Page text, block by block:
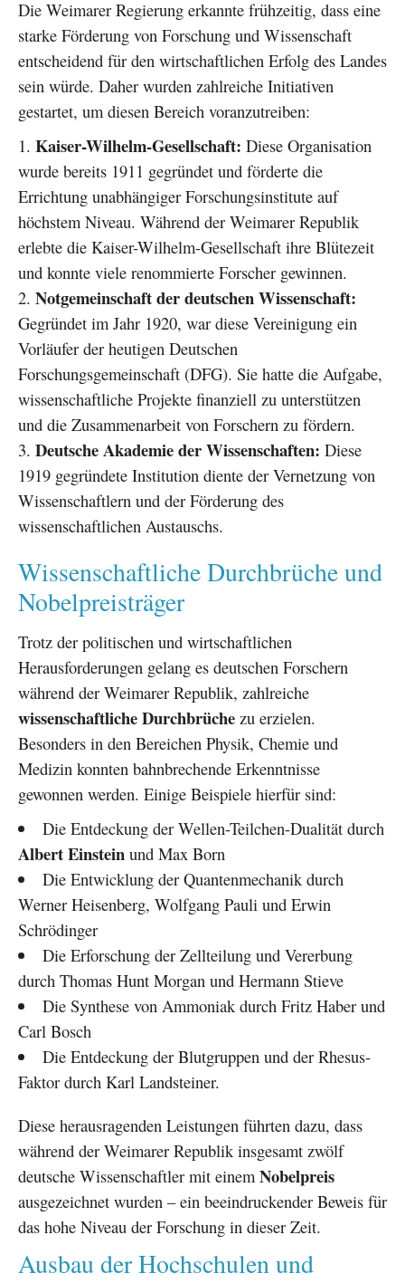
Die Weimarer Regierung erkannte frühzeitig, dass eine
starke Förderung von Forschung und Wissenschaft
entscheidend für den wirtschaftlichen Erfolg des Landes
sein würde. Daher wurden zahlreiche Initiativen
gestartet, um diesen Bereich voranzutreiben:
Kaiser-Wilhelm-Gesellschaft: Diese Organisation
wurde bereits 1911 gegründet und förderte die
Errichtung unabhängiger Forschungsinstitute auf
höchstem Niveau. Während der Weimarer Republik
erlebte die Kaiser-Wilhelm-Gesellschaft ihre Blütezeit
und konnte viele renommierte Forscher gewinnen.
Notgemeinschaft der deutschen Wissenschaft:
Gegründet im Jahr 1920, war diese Vereinigung ein
Vorläufer der heutigen Deutschen
Forschungsgemeinschaft (DFG). Sie hatte die Aufgabe,
wissenschaftliche Projekte finanziell zu unterstützen
und die Zusammenarbeit von Forschern zu fördern.
Deutsche Akademie der Wissenschaften: Diese
1919 gegründete Institution diente der Vernetzung von
Wissenschaftlern und der Förderung des
wissenschaftlichen Austauschs.
Wissenschaftliche Durchbrüche und
Nobelpreisträger
Trotz der politischen und wirtschaftlichen
Herausforderungen gelang es deutschen Forschern
während der Weimarer Republik, zahlreiche
wissenschaftliche Durchbrüche zu erzielen.
Besonders in den Bereichen Physik, Chemie und
Medizin konnten bahnbrechende Erkenntnisse
gewonnen werden. Einige Beispiele hierfür sind:
Die Entdeckung der Wellen-Teilchen-Dualität durch
Albert Einstein und Max Born
Die Entwicklung der Quantenmechanik durch
Werner Heisenberg, Wolfgang Pauli und Erwin
Schrödinger
Die Erforschung der Zellteilung und Vererbung
durch Thomas Hunt Morgan und Hermann Stieve
Die Synthese von Ammoniak durch Fritz Haber und
Carl Bosch
Die Entdeckung der Blutgruppen und der Rhesus-
Faktor durch Karl Landsteiner.
Diese herausragenden Leistungen führten dazu, dass
während der Weimarer Republik insgesamt zwölf
deutsche Wissenschaftler mit einem Nobelpreis
ausgezeichnet wurden – ein beeindruckender Beweis für
das hohe Niveau der Forschung in dieser Zeit.
Ausbau der Hochschulen und